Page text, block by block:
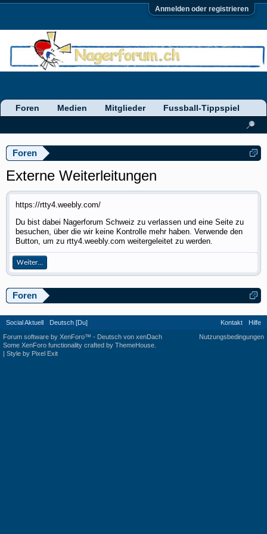
Anmelden oder registrieren
Foren
Externe Weiterleitungen
https://rtty4.weebly.com/
Du bist dabei Nagerforum Schweiz zu verlassen und eine Seite zu
besuchen, über die wir keine Kontrolle mehr haben. Verwende den
Button, um zu rtty4.weebly.com weitergeleitet zu werden.
Weiter...
Foren
Foren Medien Mitglieder Fussball-Tippspiel
Social Aktuell Deutsch [Du] Kontakt
Hilfe
Nutzungsbedingungen
Forum software by XenForo™ - Deutsch von xenDach
Some XenForo functionality crafted by ThemeHouse
| Style by Pixel Exit